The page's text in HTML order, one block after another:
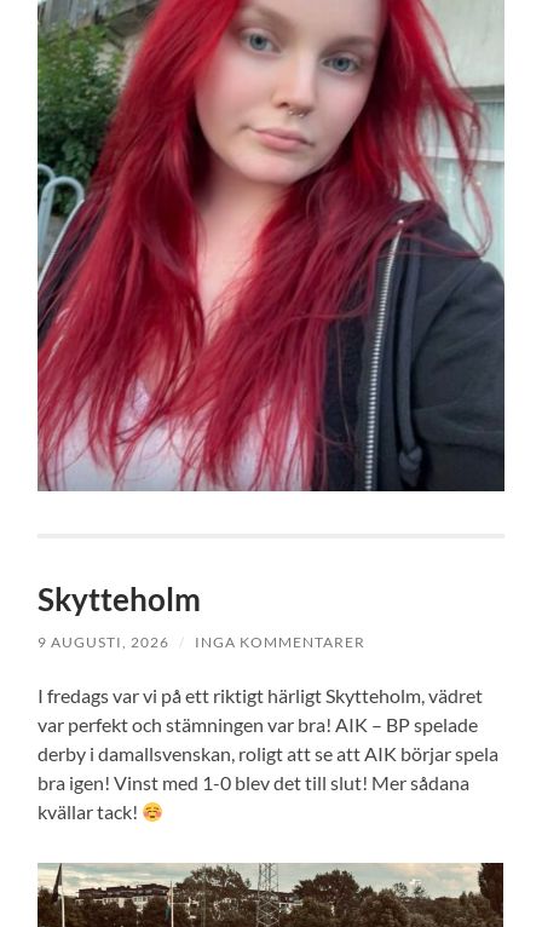
Skytteholm
9 AUGUSTI, 2026 / INGA KOMMENTARER
I fredags var vi på ett riktigt härligt Skytteholm, vädret
var perfekt och stämningen var bra! AIK – BP spelade
derby i damallsvenskan, roligt att se att AIK börjar spela
bra igen! Vinst med 1-0 blev det till slut! Mer sådana
kvällar tack!